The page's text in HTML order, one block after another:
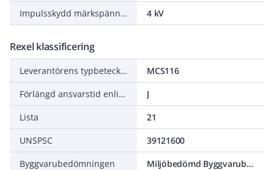
Impulsskydd märkspänning Uimp
4 kV
Rexel klassificering
Leverantörens typbeteckning
MCS116
Förlängd ansvarstid enligt ALEM-09
J
Lista
21
UNSPSC
39121600
Byggvarubedömningen
Miljöbedömd Byggvarubedömning Accepteras